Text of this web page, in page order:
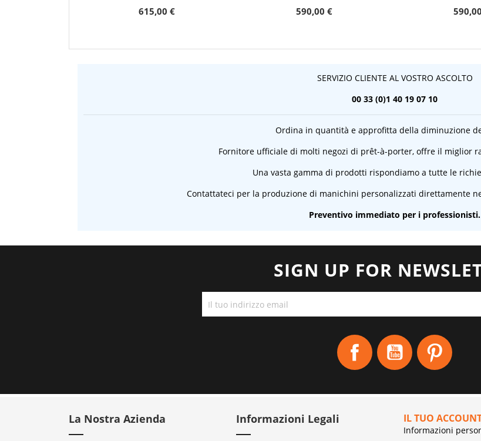
615,00 € 590,00 €
SERVIZIO CLIENTE AL VOSTRO ASCOLTO
00 33 (0)1 40 19 07 10
Ordina in quantità e approfitta della diminuzione
Fornitore ufficiale di molti negozi di prêt-à-porter, offre il miglior
Una vasta gamma di prodotti rispondiamo a tutte le
Contattateci per la produzione di manichini personalizzati direttamente
Preventivo immediato per i professionisti.
SIGN UP FOR
Facebook YouTube
La Nostra Azienda Informazioni Legali IL TUO
Informazioni